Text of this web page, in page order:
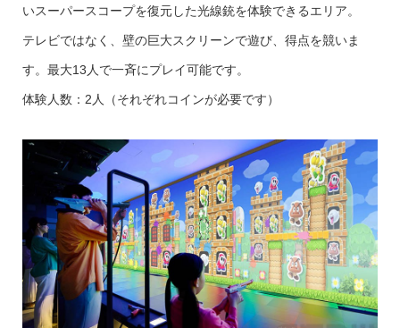
いスーパースコープを復元した光線銃を体験できるエリア。
テレビではなく、壁の巨大スクリーンで遊び、得点を競いま
す。最大13人で一斉にプレイ可能です。
体験人数：2人（それぞれコインが必要です）